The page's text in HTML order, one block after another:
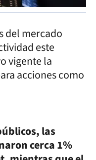
del mercado
este
vigente la
acciones como
las
cerca 1%